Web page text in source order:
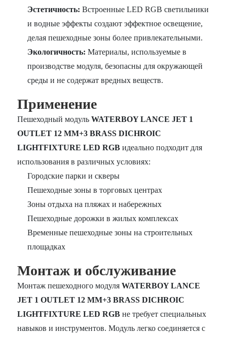
Эстетичность: Встроенные LED RGB светильники
и водные эффекты создают эффектное освещение,
делая пешеходные зоны более привлекательными.
Экологичность: Материалы, используемые в
производстве модуля, безопасны для окружающей
среды и не содержат вредных веществ.
Применение
Пешеходный модульWATERBOY LANCE JET 1
OUTLET 12 MM+3 BRASS DICHROIC
LIGHTFIXTURE LED RGB идеально подходит для
использования в различных условиях:
Городские парки и скверы
Пешеходные зоны в торговых центрах
Зоны отдыха на пляжах и набережных
Пешеходные дорожки в жилых комплексах
Временные пешеходные зоны на строительных
площадках
Монтаж и обслуживание
Монтаж пешеходного модуляWATERBOY LANCE
JET 1 OUTLET 12 MM+3 BRASS DICHROIC
LIGHTFIXTURE LED RGB не требует специальных
навыков и инструментов. Модуль легко соединяется с